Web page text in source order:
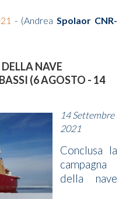
- (Andrea Spolaor CNR-
NAVE
(6 AGOSTO - 14
14 Settembre
2021
Conclusa la
campagna
della nave